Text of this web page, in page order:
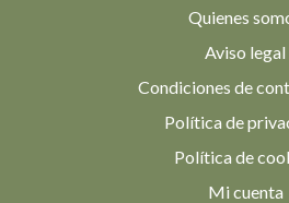
Quienes
Aviso legal
Condiciones de
Política de
Política de
Mi cuenta